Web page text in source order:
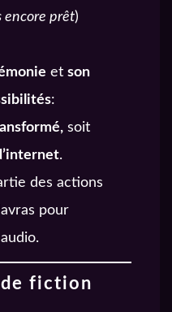
badgé
un
Javras.
badges Layton
encore prêt)
et son
:
soit
.
des actions
pour
de fiction